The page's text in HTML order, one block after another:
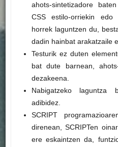
ahots-sintetizadore
CSS estilo-orriekin
horrek laguntzen du,
dadin hainbat arakatzaile
Testurik ez duten
bat dute barnean,
dezakeena.
Nabigatzeko laguntza
adibidez.
SCRIPT
direnean, SCRIPTen
ere eskaintzen da,